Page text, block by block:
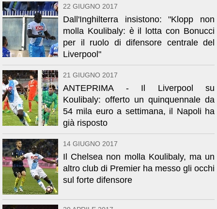
22 GIUGNO 2017
Dall'Inghilterra insistono: "Klopp non
molla Koulibaly: è il lotta con Bonucci
per il ruolo di difensore centrale del
Liverpool"
21 GIUGNO 2017
ANTEPRIMA - Il Liverpool su
Koulibaly: offerto un quinquennale da
54 mila euro a settimana, il Napoli ha
già risposto
14 GIUGNO 2017
Il Chelsea non molla Koulibaly, ma un
altro club di Premier ha messo gli occhi
sul forte difensore